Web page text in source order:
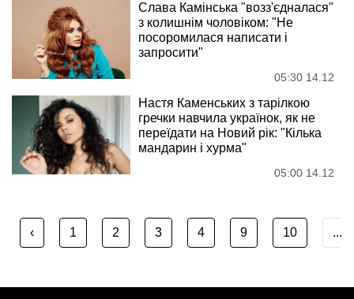
Слава Камінська "возз'єдналася"
з колишнім чоловіком: "Не
посоромилася написати і
запросити"
05:30 14.12
Настя Каменських з тарілкою
гречки навчила українок, як не
переїдати на Новий рік: "Кілька
мандарин і хурма"
05:00 14.12
‹ 1 2 3 4 9 10 ...